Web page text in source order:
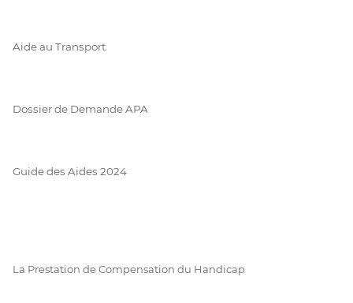
Aide au Transport
Dossier de Demande APA
Guide des Aides 2024
La Prestation de Compensation du Handicap